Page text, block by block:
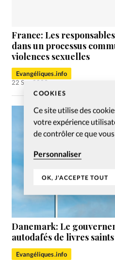
COOKIES
Ce site utilise des
votre expérience
de contrôler ce que
Personnaliser
OK, J'ACCEPTE TOUT
France: Les
dans un processus
violences sexuelles
Evangéliques.info
22 Sep 2023
Danemark: Le
autodafés de livres saints
Evangéliques.info